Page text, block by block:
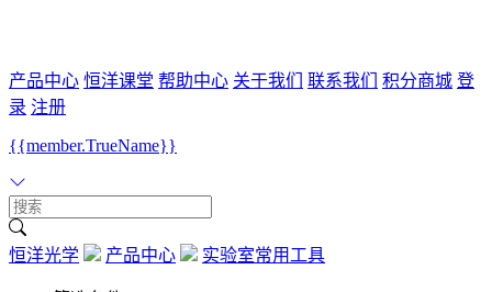
产品中心 恒洋课堂 帮助中心 关于我们 联系我们 积分商城 登
录 注册
{{member.TrueName}}
恒洋光学 产品中心 实验室常用工具